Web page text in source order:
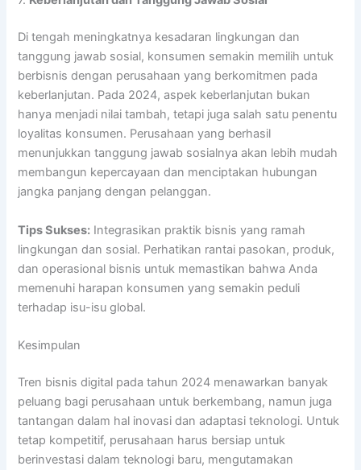
Di tengah meningkatnya kesadaran lingkungan dan
tanggung jawab sosial, konsumen semakin memilih untuk
berbisnis dengan perusahaan yang berkomitmen pada
keberlanjutan. Pada 2024, aspek keberlanjutan bukan
hanya menjadi nilai tambah, tetapi juga salah satu penentu
loyalitas konsumen. Perusahaan yang berhasil
menunjukkan tanggung jawab sosialnya akan lebih mudah
membangun kepercayaan dan menciptakan hubungan
jangka panjang dengan pelanggan.
Tips Sukses: Integrasikan praktik bisnis yang ramah
lingkungan dan sosial. Perhatikan rantai pasokan, produk,
dan operasional bisnis untuk memastikan bahwa Anda
memenuhi harapan konsumen yang semakin peduli
terhadap isu-isu global.
Kesimpulan
Tren bisnis digital pada tahun 2024 menawarkan banyak
peluang bagi perusahaan untuk berkembang, namun juga
tantangan dalam hal inovasi dan adaptasi teknologi. Untuk
tetap kompetitif, perusahaan harus bersiap untuk
berinvestasi dalam teknologi baru, mengutamakan